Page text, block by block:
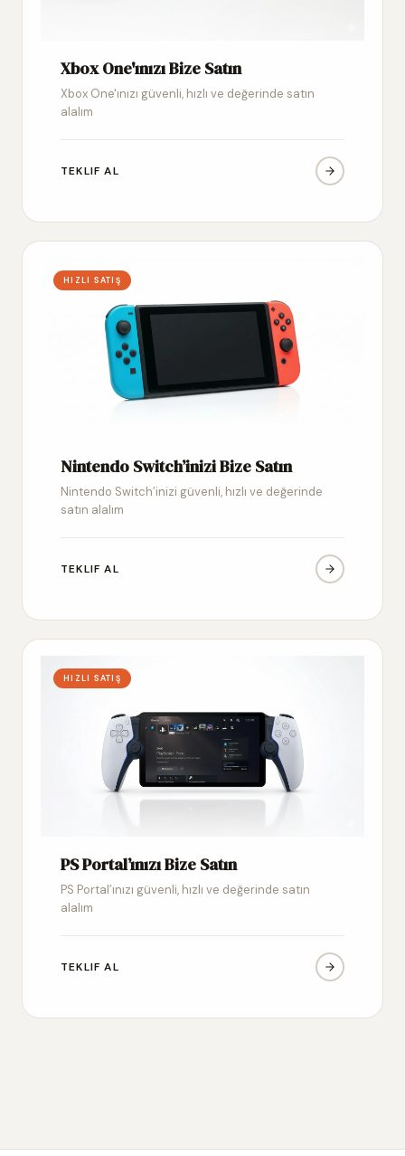
Xbox One'ınızı Bize Satın
Xbox One'ınızı güvenli, hızlı ve değerinde satın
alalım
TEKLIF AL
HIZLI SATIŞ
Nintendo Switch’inizi Bize Satın
Nintendo Switch’inizi güvenli, hızlı ve değerinde
satın alalım
TEKLIF AL
HIZLI SATIŞ
PS Portal’ınızı Bize Satın
PS Portal’ınızı güvenli, hızlı ve değerinde satın
alalım
TEKLIF AL